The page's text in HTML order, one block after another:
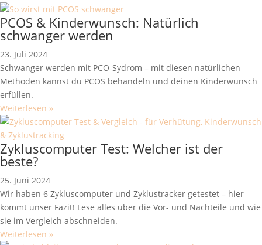
PCOS & Kinderwunsch: Natürlich
schwanger werden
23. Juli 2024
Schwanger werden mit PCO-Sydrom – mit diesen natürlichen
Methoden kannst du PCOS behandeln und deinen Kinderwunsch
erfüllen.
Weiterlesen »
Zykluscomputer Test: Welcher ist der
beste?
25. Juni 2024
Wir haben 6 Zykluscomputer und Zyklustracker getestet – hier
kommt unser Fazit! Lese alles über die Vor- und Nachteile und wie
sie im Vergleich abschneiden.
Weiterlesen »